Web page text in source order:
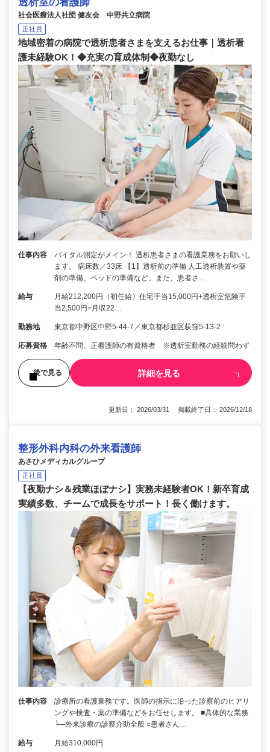
社会医療法人社団 健友会 中野共立病院
正社員
地域密着の病院で透析患者さまを支えるお仕事｜透析看
護未経験OK！◆充実の育成体制◆夜勤なし
仕事内容
バイタル測定がメイン！ 透析患者さまの看護業務をお願いし
ます。 病床数／33床 【1】透析前の準備 人工透析装置や薬
剤の準備、ベッドの準備など。また、患者さ…
給与
月給212,200円（初任給）住宅手当15,000円+透析室危険手
当2,500円=月収22…
勤務地 東京都中野区中野5-44-7／東京都杉並区荻窪5-13-2
応募資格 年齢不問、正看護師の有資格者 ※透析室勤務の経験問わず
後で見る 詳細を見る
更新日： 2026/03/31 掲載終了日： 2026/12/18
整形外科内科の外来看護師
あさひメディカルグループ
正社員
【夜勤ナシ＆残業ほぼナシ】実務未経験者OK！新卒育成
実績多数、チームで成長をサポート！長く働けます。
仕事内容
診療所の看護業務です。医師の指示に沿った診察前のヒアリ
ングや検査・薬の準備などをお任せします。 ■具体的な業務
└─外来診療の診察介助全般 ○患者さん…
給与 月給310,000円